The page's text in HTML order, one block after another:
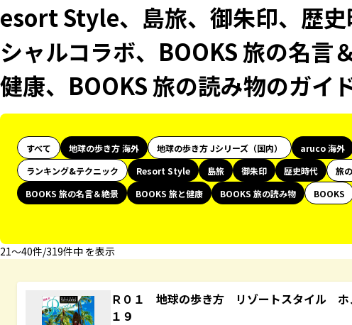
esort Style、島旅、御朱印、歴史
シャルコラボ、BOOKS 旅の名言
健康、BOOKS 旅の読み物のガイ
すべて 地球の歩き方 海外 地球の歩き方 Jシリーズ（国内） aruco 海外
ランキング&テクニック
Resort Style 島旅 御朱印 歴史時代 旅
BOOKS 旅の名言＆絶景
BOOKS 旅と健康 BOOKS 旅の読み物 BOOKS
21〜40件/319件中 を表示
Ｒ０１ 地球の歩き方 リゾートスタイル ホ
１９